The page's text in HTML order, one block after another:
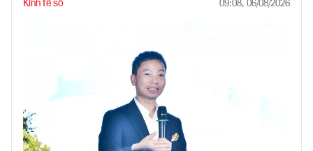
Kinh tế số 09:08, 06/08/2026